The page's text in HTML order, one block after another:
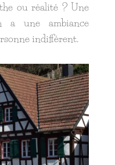
ou réalité ? Une
a une ambiance
indifférent.